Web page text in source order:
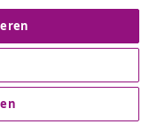
vidaXL Marketplace